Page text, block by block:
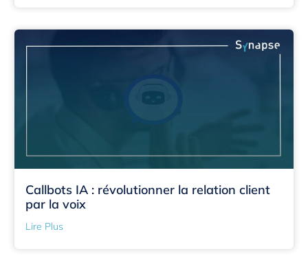
Callbots IA : révolutionner la relation client
par la voix
Lire Plus